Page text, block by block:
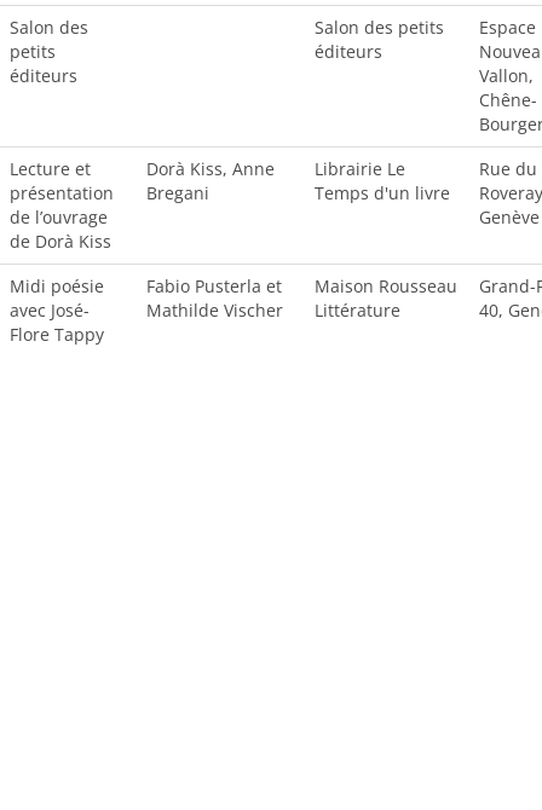
Salon des
petits
éditeurs
Salon des petits
éditeurs
Espace
Vallon,
Chêne-
Lecture et
présentation
de l’ouvrage
de Dorà Kiss
Dorà Kiss, Anne
Bregani
Librairie Le
Temps d'un livre
Rue du
Genève
Midi poésie
avec José-
Flore Tappy
Fabio Pusterla et
Mathilde Vischer
Maison Rousseau
Littérature
Grand-
40,